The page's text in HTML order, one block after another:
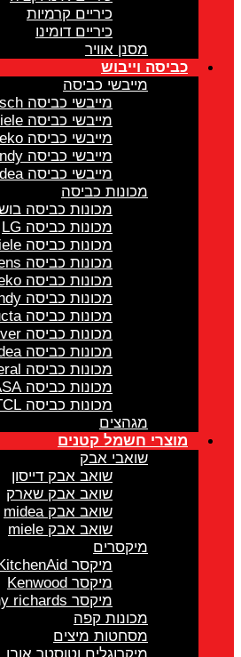
כיריים קרמיות
כיריים דומינו
מסנן אוויר
כביסה וייבוש
מייבשי כביסה
מייבשי כביסה Bosch
מייבשי כביסה Miele
מייבשי כביסה beko
מייבשי כביסה Candy
מייבשי כביסה midea
מכונות כביסה
מכונות כביסה
מכונות כביסה LG
מכונות כביסה miele
מכונות כביסה Siemens
מכונות כביסה Beko
מכונות כביסה Candy
מכונות כביסה Constructa
מכונות כביסה Hoover
מכונות כביסה midea
מכונות כביסה general
מכונות כביסה LACASA
מכונות כביסה TCL
מגהצים
מוצרי חשמל קטנים
שואבי אבק
שואב אבק דייסון
שואב אבק שארק
שואב אבק midea
שואב אבק miele
מיקסרים
מיקסר KitchenAid
מיקסר Kenwood
מיקסר morphy richards
מכונות קפה
מסחטות מיצים